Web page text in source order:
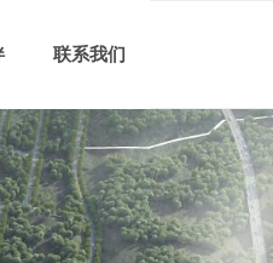
联系我们